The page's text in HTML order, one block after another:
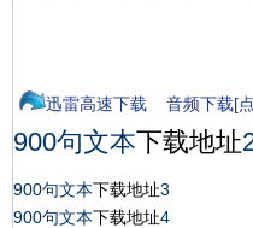
迅雷高速下载 音频下载[
900句文本下载地址
900句文本下载地址3
900句文本下载地址4